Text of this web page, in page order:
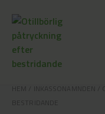
HEM INKASSONÄMNDEN
BESTRIDANDE